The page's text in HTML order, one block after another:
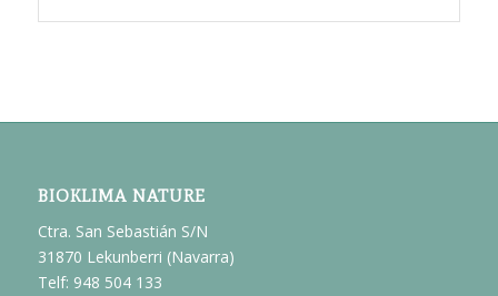
BIOKLIMA NATURE
Ctra. San Sebastián S/N
31870 Lekunberri (Navarra)
Telf: 948 504 133